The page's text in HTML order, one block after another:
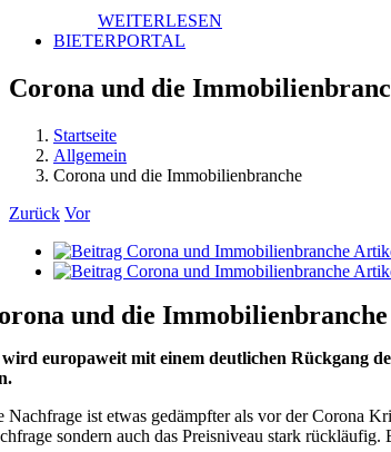
WEITERLESEN
BIETERPORTAL
Corona und die
Startseite
Allgemein
Corona und die Immobilienbranche
Zurück Vor
Zeige
grösseres
und die Immobilienbranche
wird europaweit mit einem deutlichen Rückgang
Nachfrage ist etwas gedämpfter als vor der Corona
sondern auch das Preisniveau stark